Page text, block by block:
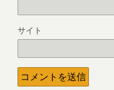
サイト